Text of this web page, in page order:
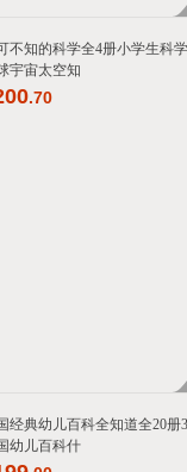
不知的科学全4册小学生科
宇宙太空知
.70
经典幼儿百科全知道全20册
幼儿百科什